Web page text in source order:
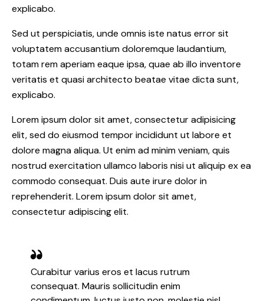
explicabo.
Sed ut perspiciatis, unde omnis iste natus error sit
voluptatem accusantium doloremque laudantium,
totam rem aperiam eaque ipsa, quae ab illo inventore
veritatis et quasi architecto beatae vitae dicta sunt,
explicabo.
Lorem ipsum dolor sit amet, consectetur adipisicing
elit, sed do eiusmod tempor incididunt ut labore et
dolore magna aliqua. Ut enim ad minim veniam, quis
nostrud exercitation ullamco laboris nisi ut aliquip ex ea
commodo consequat. Duis aute irure dolor in
reprehenderit. Lorem ipsum dolor sit amet,
consectetur adipiscing elit.
Curabitur varius eros et lacus rutrum
consequat. Mauris sollicitudin enim